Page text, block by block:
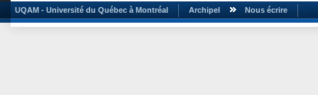
UQAM - Université du Québec à Montréal Archipel Nous écrire